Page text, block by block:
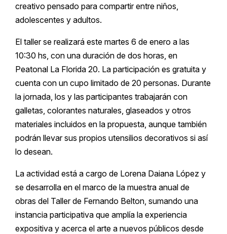
creativo pensado para compartir entre niños,
adolescentes y adultos.
El taller se realizará este martes 6 de enero a las
10:30 hs, con una duración de dos horas, en
Peatonal La Florida 20. La participación es gratuita y
cuenta con un cupo limitado de 20 personas. Durante
la jornada, los y las participantes trabajarán con
galletas, colorantes naturales, glaseados y otros
materiales incluidos en la propuesta, aunque también
podrán llevar sus propios utensilios decorativos si así
lo desean.
La actividad está a cargo de Lorena Daiana López y
se desarrolla en el marco de la muestra anual de
obras del Taller de Fernando Belton, sumando una
instancia participativa que amplía la experiencia
expositiva y acerca el arte a nuevos públicos desde